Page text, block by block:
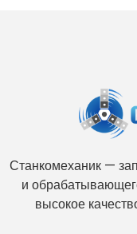
Станкомеханик —
и
высокое